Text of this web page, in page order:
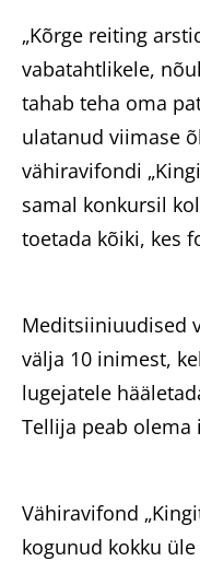
„Kõrge reiting
vabatahtlikele,
tahab teha oma
ulatanud viimase
vähiravifondi
samal konkursil
toetada kõiki, kes
Meditsiiniuudised
välja 10 inimest,
lugejatele
Tellija peab
Vähiravifond
kogunud kokku